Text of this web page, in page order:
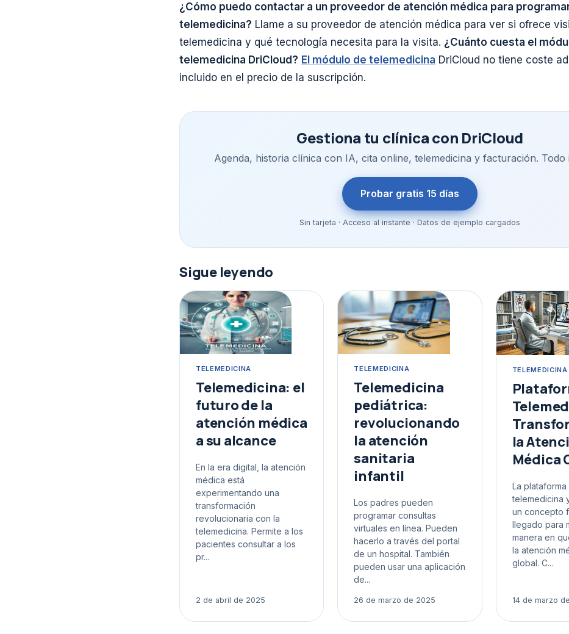
¿Cómo puedo contactar a un proveedor de atención médica para
telemedicina? Llame a su proveedor de atención médica para ver si ofrece
telemedicina y qué tecnología necesita para la visita. ¿Cuánto cuesta el
telemedicina DriCloud? El módulo de telemedicina DriCloud no tiene coste
incluido en el precio de la suscripción.
Gestiona tu clínica con DriCloud
Agenda, historia clínica con IA, cita online, telemedicina y facturación. Todo
Probar gratis 15 días
Sin tarjeta · Acceso al instante · Datos de ejemplo cargados
Sigue leyendo
TELEMEDICINA
Telemedicina: el
futuro de la
atención médica
a su alcance
En la era digital, la atención
médica está
experimentando una
transformación
revolucionaria con la
telemedicina. Permite a los
pacientes consultar a los
pr...
2 de abril de 2025
TELEMEDICINA
Telemedicina
pediátrica:
revolucionando
la atención
sanitaria
infantil
Los padres pueden
programar consultas
virtuales en línea. Pueden
hacerlo a través del portal
de un hospital. También
pueden usar una aplicación
de...
26 de marzo de 2025
TELEMEDICINA
la
Médica
La plataforma
telemedicina
un concepto
llegado para
manera en
la atención
global. C...
14 de marzo